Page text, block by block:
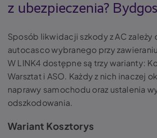
z ubezpieczenia?
Sposób likwidacji szkody z AC zależy
autocasco wybranego przy
W LINK4 dostępne są trzy warianty:
Warsztat i ASO. Każdy z nich inaczej
naprawy samochodu oraz ustalenia
odszkodowania.
Wariant Kosztorys